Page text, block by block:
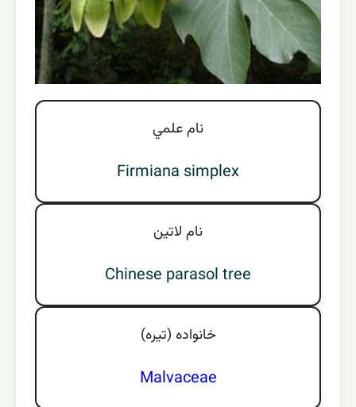
نام علمي
Firmiana simplex
نام لاتين
Chinese parasol tree
خانواده (تيره)
Malvaceae